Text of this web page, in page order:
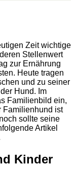
Zeit wichtige
Stellenwert
zur Ernährung
Heute tragen
und zu seiner
Hund. Im
Familienbild ein,
Familienhund ist
sollte seine
Artikel
Kinder